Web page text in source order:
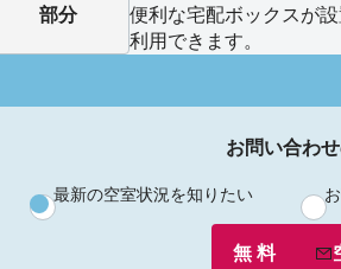
部分
便利な宅配ボックスが
利用できます。
お問い合わ
最新の空室状況を知りたい
無 料